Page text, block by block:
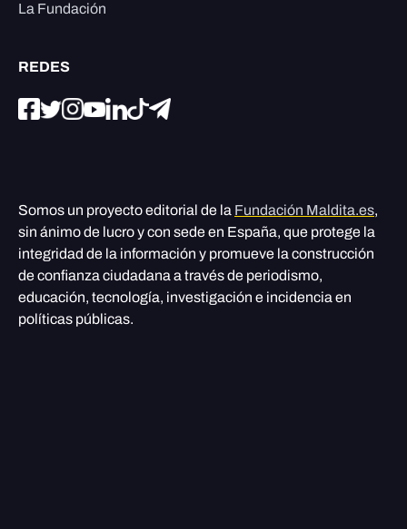
La Fundación
REDES
Somos un proyecto editorial de la Fundación Maldita.es,
sin ánimo de lucro y con sede en España, que protege la
integridad de la información y promueve la construcción
de confianza ciudadana a través de periodismo,
educación, tecnología, investigación e incidencia en
políticas públicas.